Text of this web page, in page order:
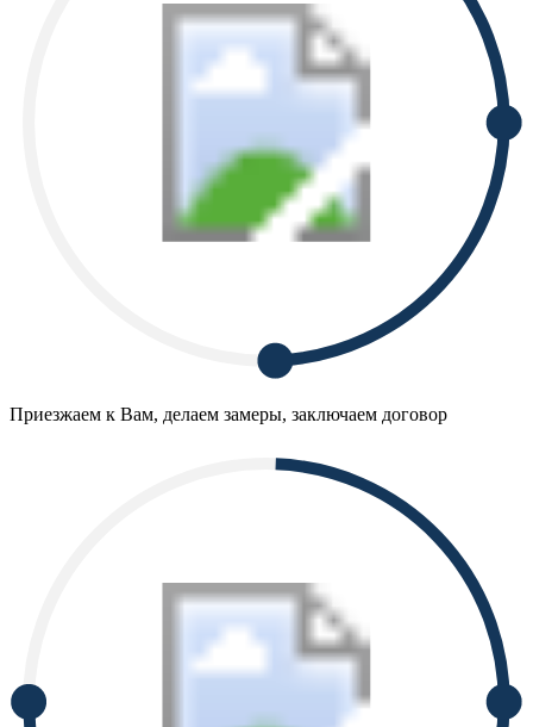
Приезжаем к Вам, делаем замеры, заключаем договор